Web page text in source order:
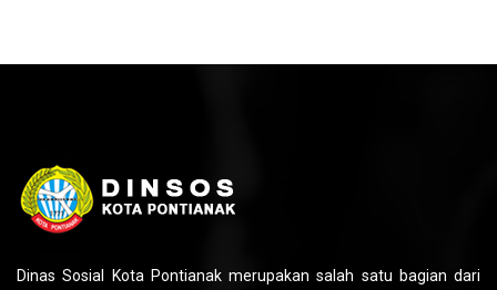
Dinas Sosial Kota Pontianak merupakan salah satu bagian dari